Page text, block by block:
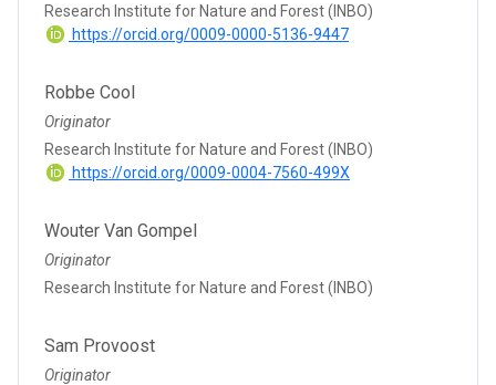
Research Institute for Nature and Forest (INBO)
https://orcid.org/0009-0000-5136-9447
Robbe Cool
Originator
Research Institute for Nature and Forest (INBO)
https://orcid.org/0009-0004-7560-499X
Wouter Van Gompel
Originator
Research Institute for Nature and Forest (INBO)
Sam Provoost
Originator